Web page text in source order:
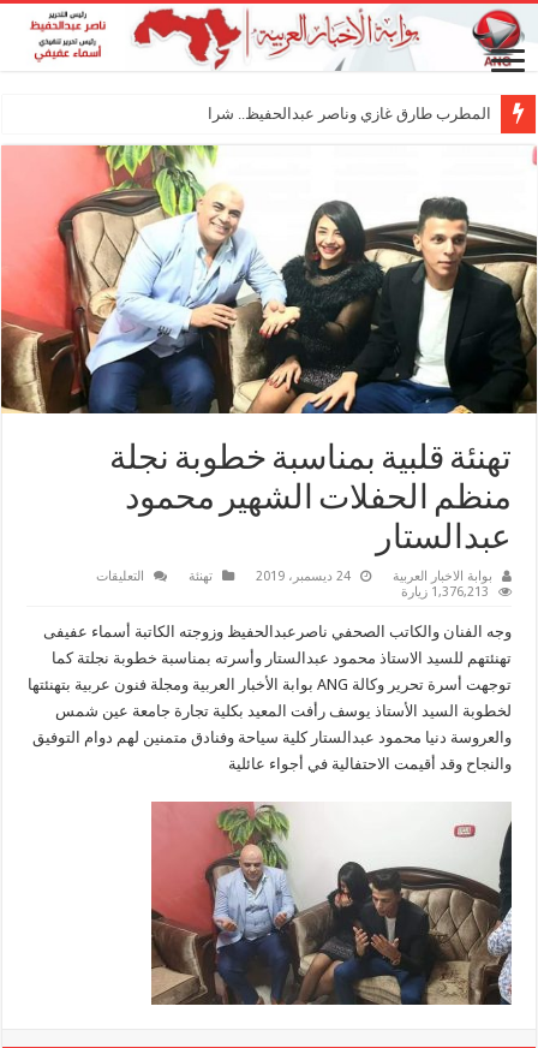
المطرب طارق غازي وناصر عبدالحفيظ.. شراكة فنية ت
تهنئة قلبية بمناسبة خطوبة نجلة
منظم الحفلات الشهير محمود
عبدالستار
بوابة الاخبار العربية 24 ديسمبر، 2019 تهنئة التعليقات
خطوبة
نجلة
منظم
الحفلات
محمود
عبدالستار
مغلقة
1,376,213 زيارة
وجه الفنان والكاتب الصحفي ناصرعبدالحفيظ وزوجته الكاتبة أسماء عفيفى
تهنئتهم للسيد الاستاذ محمود عبدالستار وأسرته بمناسبة خطوبة نجلتة كما
توجهت أسرة تحرير وكالة ANG بوابة الأخبار العربية ومجلة فنون عربية بتهنئتها
لخطوبة السيد الأستاذ يوسف رأفت المعيد بكلية تجارة جامعة عين شمس
والعروسة دنيا محمود عبدالستار كلية سياحة وفنادق متمنين لهم دوام التوفيق
والنجاح وقد أقيمت الاحتفالية في أجواء عائلية